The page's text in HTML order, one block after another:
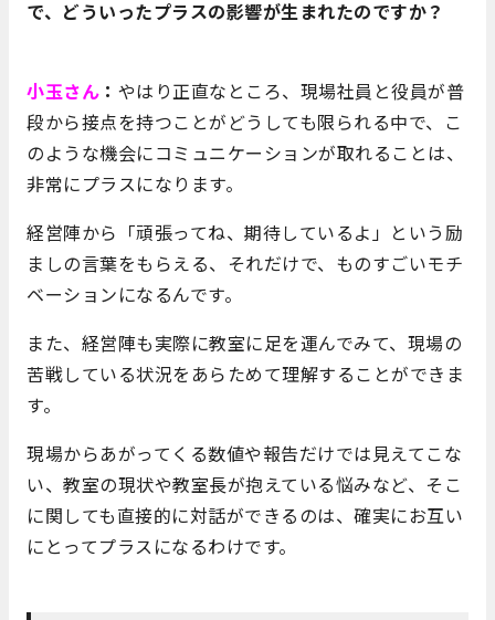
で、どういったプラスの影響が生まれたのですか？
小玉さん ： やはり正直なところ、現場社員と役員が普
段から接点を持つことがどうしても限られる中で、こ
のような機会にコミュニケーションが取れることは、
非常にプラスになります。
経営陣から「頑張ってね、期待しているよ」という励
ましの言葉をもらえる、それだけで、ものすごいモチ
ベーションになるんです。
また、経営陣も実際に教室に足を運んでみて、現場の
苦戦している状況をあらためて理解することができま
す。
現場からあがってくる数値や報告だけでは見えてこな
い、教室の現状や教室長が抱えている悩みなど、そこ
に関しても直接的に対話ができるのは、確実にお互い
にとってプラスになるわけです。